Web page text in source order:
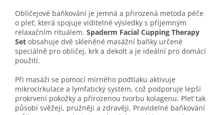
Obličejové baňkování je jemná a přirozená metoda péče
o pleť, která spojuje viditelné výsledky s příjemným
relaxačním rituálem. Spaderm Facial Cupping Therapy
Set obsahuje dvě skleněné masážní baňky určené
speciálně pro obličej, krk a dekolt a je ideální pro domácí
použití.
Při masáži se pomocí mírného podtlaku aktivuje
mikrocirkulace a lymfatický systém, což podporuje lepší
prokrvení pokožky a přirozenou tvorbu kolagenu. Pleť tak
působí svěžeji, pružněji a zdravěji. Pravidelné baňkování